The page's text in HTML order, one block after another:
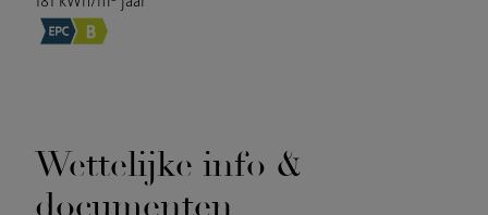
Wettelijke info &